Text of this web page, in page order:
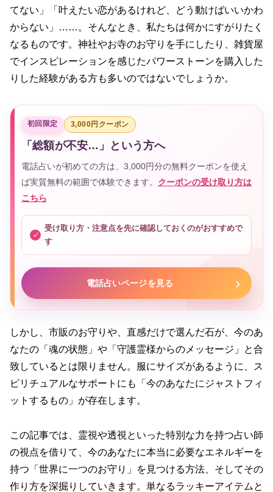
てない」「叶えたい恋があるけれど、どう動けばいいかわ
からない」……。そんなとき、私たちは何かにすがりたく
なるものです。神社やお寺のお守りを手にしたり、雑貨屋
でインスピレーションを感じたパワーストーンを購入した
りした経験がある方も多いのではないでしょうか。
初回限定 3,000円クーポン
「総額が不安…」という方へ
電話占いが初めての方は、3,000円分の無料クーポンを使え
ば実質無料の範囲で体験できます。 クーポンの受け取り方は
こちら
受け取り方・注意点を先に確認しておくのがおすすめで
す
電話占いページを見る
しかし、市販のお守りや、直感だけで選んだ石が、今のあ
なたの「魂の状態」や「守護霊様からのメッセージ」と合
致しているとは限りません。服にサイズがあるように、ス
ピリチュアルなサポートにも「今のあなたにジャストフィ
ットするもの」が存在します。
この記事では、霊視や透視といった特別な力を持つ占い師
の視点を借りて、今のあなたに本当に必要なエネルギーを
持つ「世界に一つのお守り」を見つける方法、そしてその
作り方を深掘りしていきます。単なるラッキーアイテムと